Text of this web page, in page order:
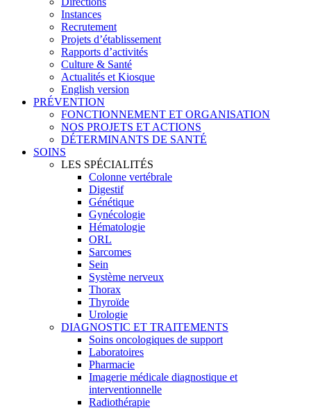
Instances
Recrutement
Projets d’établissement
Rapports d’activités
Culture & Santé
Actualités et Kiosque
English version
PRÉVENTION
FONCTIONNEMENT ET ORGANISATION
NOS PROJETS ET ACTIONS
DÉTERMINANTS DE SANTÉ
SOINS
LES SPÉCIALITÉS
Colonne vertébrale
Digestif
Génétique
Gynécologie
Hématologie
ORL
Sarcomes
Sein
Système nerveux
Thorax
Thyroïde
Urologie
DIAGNOSTIC ET TRAITEMENTS
Soins oncologiques de support
Laboratoires
Pharmacie
Imagerie médicale diagnostique et
interventionnelle
Radiothérapie